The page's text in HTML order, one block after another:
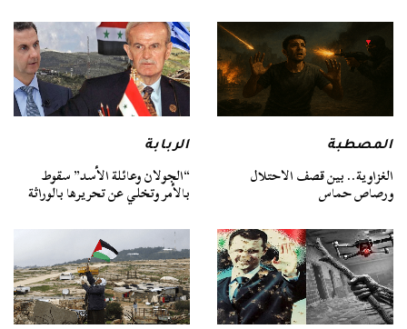
المصطبة
الغزاوية.. بين قصف الاحتلال
ورصاص حماس
الربابة
“الجولان وعائلة الأسد” سقوط
بالأمر وتخلي عن تحريرها بالوراثة